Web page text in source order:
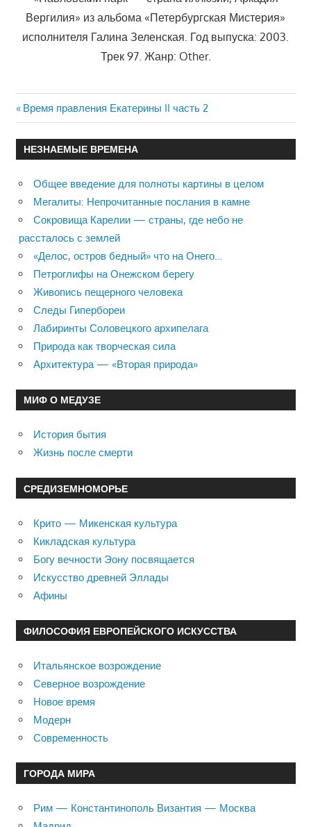
Вергилия» из альбома «Петербургская Мистерия»
исполнителя Галина Зеленская. Год выпуска: 2003.
Трек 97. Жанр: Other.
Навигация
по
записям
Previous
Post:
Время правления Екатерины II часть 2
НЕЗНАЕМЫЕ ВРЕМЕНА
Общее введение для полноты картины в целом
Мегалиты: Непрочитанные послания в камне
Сокровища Карелии — страны, где небо не
рассталось с землей
«Делос, остров бедный» что на Онего…
Петроглифы на Онежском берегу
Живопись пещерного человека
Следы Гипербореи
Лабиринты Соловецкого архипелага
Природа как творческая сила
Архитектура — «Вторая природа»
МИФ О МЕДУЗЕ
История бытия
Жизнь после смерти
СРЕДИЗЕМНОМОРЬЕ
Крито — Микенская культура
Кикладская культура
Богу вечности Эону посвящается
Искусство древней Эллады
Афины
ФИЛОСОФИЯ ЕВРОПЕЙСКОГО ИСКУССТВА
Итальянское возрождение
Северное возрождение
Новое время
Модерн
Современность
ГОРОДА МИРА
Рим — Константинополь Византия — Москва